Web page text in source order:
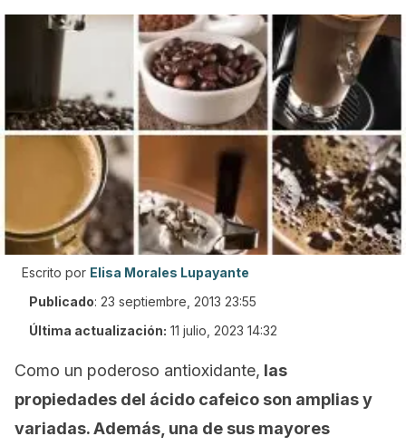
Escrito por Elisa Morales Lupayante
Publicado: 23 septiembre, 2013 23:55
Última actualización: 11 julio, 2023 14:32
Como un poderoso antioxidante, las
propiedades del ácido cafeico son amplias y
variadas. Además, una de sus mayores